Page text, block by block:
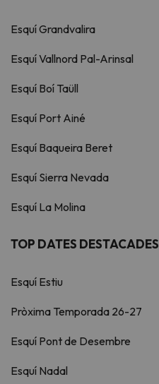
Esquí Grandvalira
Esquí Vallnord Pal-Arinsal
Esquí Boí Taüll
Esquí Port Ainé
Esquí Baqueira Beret
Esquí Sierra Nevada
Esquí La Molina
TOP DATES DESTACADES
Esquí Estiu
Pròxima Temporada 26-27
Esquí Pont de Desembre
Esquí Nadal